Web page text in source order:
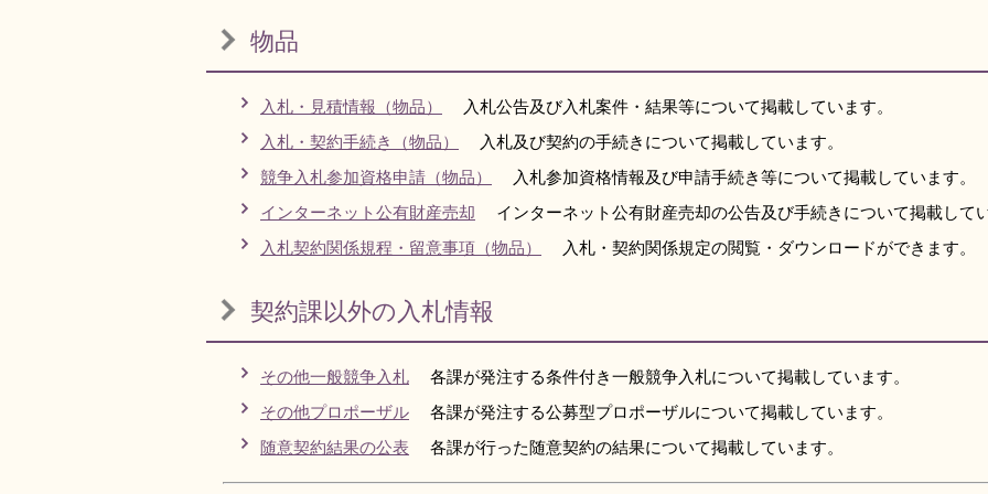
物品
入札・見積情報（物品）
入札公告及び入札案件・結果等について掲載しています。
入札・契約手続き（物品）
入札及び契約の手続きについて掲載しています。
競争入札参加資格申請（物品）
入札参加資格情報及び申請手続き等について掲載しています。
インターネット公有財産売却
インターネット公有財産売却の公告及び手続きについて掲載して
入札契約関係規程・留意事項（物品）
入札・契約関係規定の閲覧・ダウンロードができます。
契約課以外の入札情報
その他一般競争入札
各課が発注する条件付き一般競争入札について掲載しています。
その他プロポーザル
各課が発注する公募型プロポーザルについて掲載しています。
随意契約結果の公表
各課が行った随意契約の結果について掲載しています。